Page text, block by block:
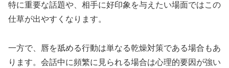
特に重要な話題や、相手に好印象を与えたい場面ではこの
仕草が出やすくなります。
一方で、唇を舐める行動は単なる乾燥対策である場合もあ
ります。会話中に頻繁に見られる場合は心理的要因が強い